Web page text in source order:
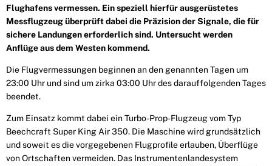
Flughafens vermessen. Ein speziell hierfür ausgerüstetes
Messflugzeug überprüft dabei die Präzision der Signale, die für
sichere Landungen erforderlich sind. Untersucht werden
Anflüge aus dem Westen kommend.
Die Flugvermessungen beginnen an den genannten Tagen um
23:00 Uhr und sind um zirka 03:00 Uhr des darauffolgenden Tages
beendet.
Zum Einsatz kommt dabei ein Turbo-Prop-Flugzeug vom Typ
Beechcraft Super King Air 350. Die Maschine wird grundsätzlich
und soweit es die vorgegebenen Flugprofile erlauben, Überflüge
von Ortschaften vermeiden. Das Instrumentenlandesystem